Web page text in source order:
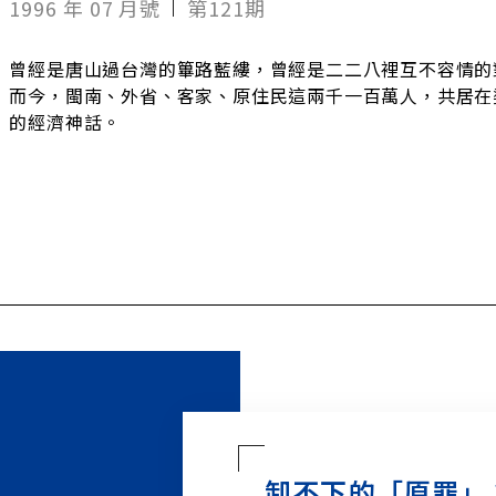
1996 年 07 月號 第121期
曾經是唐山過台灣的篳路藍縷，曾經是二二八裡互不容
而今，閩南、外省、客家、原住民這兩千一百萬人，共居
的經濟神話。